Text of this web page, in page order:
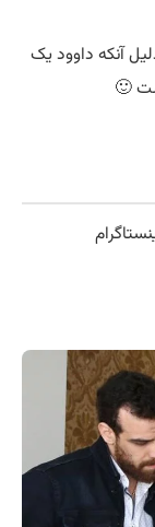
آنکه داوود یک
🙂